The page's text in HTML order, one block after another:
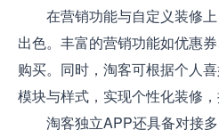
在营销功能与自定义装修上
出色。丰富的营销功能如优惠
购买。同时，淘客可根据个人
模块与样式，实现个性化装修，
淘客独立APP还具备对接多